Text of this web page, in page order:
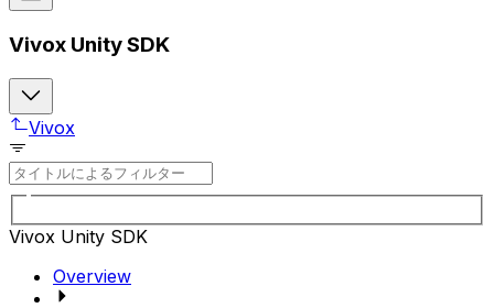
Vivox Unity SDK
Vivox
Vivox Unity SDK
Overview